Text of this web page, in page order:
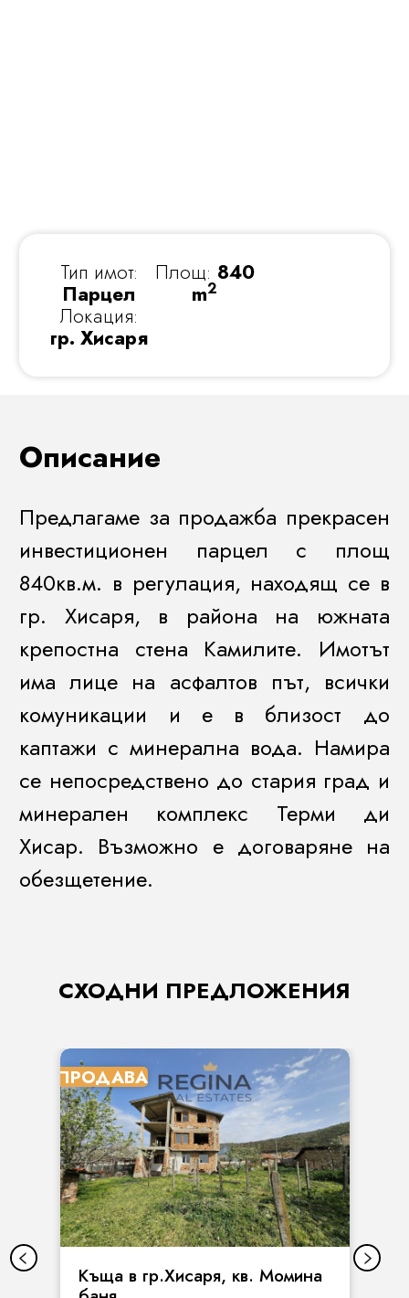
Тип имот:
Парцел
Локация:
гр. Хисаря
Площ: 840
m2
Описание
Предлагаме за продажба прекрасен
инвестиционен парцел с площ
840кв.м. в регулация, находящ се в
гр. Хисаря, в района на южната
крепостна стена Камилите. Имотът
има лице на асфалтов път, всички
комуникации и е в близост до
каптажи с минерална вода. Намира
се непосредствено до стария град и
минерален комплекс Терми ди
Хисар. Възможно е договаряне на
обезщетение.
СХОДНИ ПРЕДЛОЖЕНИЯ
ПРОДАВА
Къща в гр.Хисаря, кв. Момина